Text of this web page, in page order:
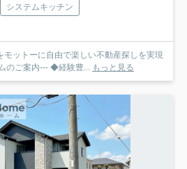
システムキッチン
モットーに自由で楽しい不動産探しを実現
のご案内--- ◆経験豊... もっと見る